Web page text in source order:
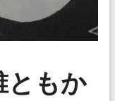
ともか